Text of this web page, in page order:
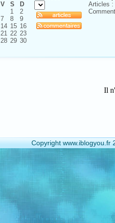
V S
D
1
2
7 8
9
14 15 16
21 22 23
28 29 30
Articles :
Il
Copyright www.iblogyou.fr